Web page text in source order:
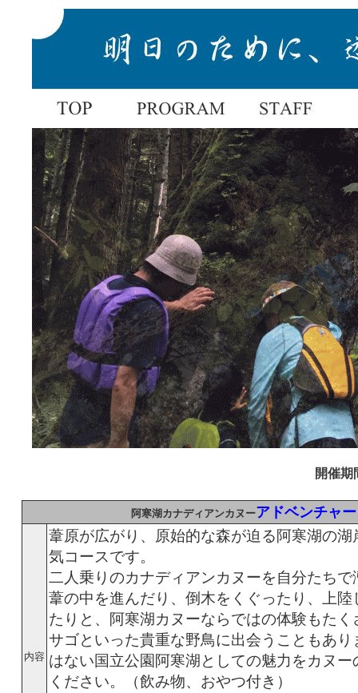
開催期
阿寒湖カナディアンカヌーアドベンチャ
内容
葦原が広がり、原始的な森が迫る阿寒湖の
気コースです。
二人乗りのカナディアンカヌーを自分たち
葦の中を進んだり、倒木をくぐったり、上
たりと、阿寒湖カヌーならではの体験もた
サゴといった貴重な野鳥に出会うこともあ
はない国立公園阿寒湖としての魅力をカヌ
ください。（飲み物、おやつ付き）